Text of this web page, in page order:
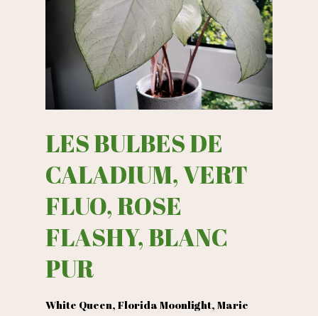
LES BULBES DE
CALADIUM, VERT
FLUO, ROSE
FLASHY, BLANC
PUR
White Queen, Florida Moonlight, Marie